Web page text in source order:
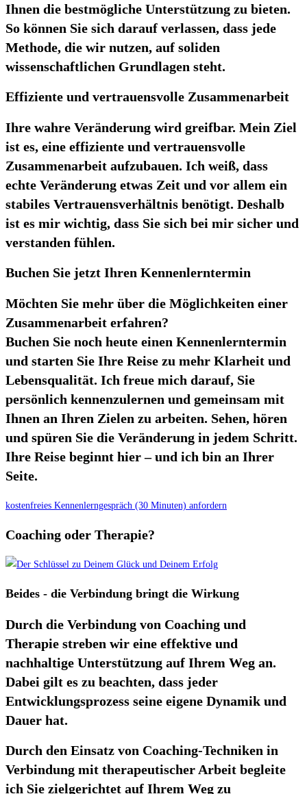
Ihnen die bestmögliche Unterstützung zu bieten.
So können Sie sich darauf verlassen, dass jede
Methode, die wir nutzen, auf soliden
wissenschaftlichen Grundlagen steht.
Effiziente und vertrauensvolle Zusammenarbeit
Ihre wahre Veränderung wird greifbar. Mein Ziel
ist es, eine effiziente und vertrauensvolle
Zusammenarbeit aufzubauen. Ich weiß, dass
echte Veränderung etwas Zeit und vor allem ein
stabiles Vertrauensverhältnis benötigt. Deshalb
ist es mir wichtig, dass Sie sich bei mir sicher und
verstanden fühlen.
Buchen Sie jetzt Ihren Kennenlerntermin
Möchten Sie mehr über die Möglichkeiten einer
Zusammenarbeit erfahren?
Buchen Sie noch heute einen Kennenlerntermin
und starten Sie Ihre Reise zu mehr Klarheit und
Lebensqualität. Ich freue mich darauf, Sie
persönlich kennenzulernen und gemeinsam mit
Ihnen an Ihren Zielen zu arbeiten. Sehen, hören
und spüren Sie die Veränderung in jedem Schritt.
Ihre Reise beginnt hier – und ich bin an Ihrer
Seite.
kostenfreies Kennenlerngespräch (30 Minuten) anfordern
Coaching oder Therapie?
Beides - die Verbindung bringt die Wirkung
Durch die Verbindung von Coaching und
Therapie streben wir eine effektive und
nachhaltige Unterstützung auf Ihrem Weg an.
Dabei gilt es zu beachten, dass jeder
Entwicklungsprozess seine eigene Dynamik und
Dauer hat.
Durch den Einsatz von Coaching-Techniken in
Verbindung mit therapeutischer Arbeit begleite
ich Sie zielgerichtet auf Ihrem Weg zu